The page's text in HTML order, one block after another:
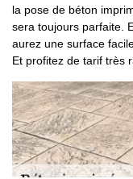
la pose de béton
sera toujours parfaite.
aurez une surface
Et profitez de tarif très